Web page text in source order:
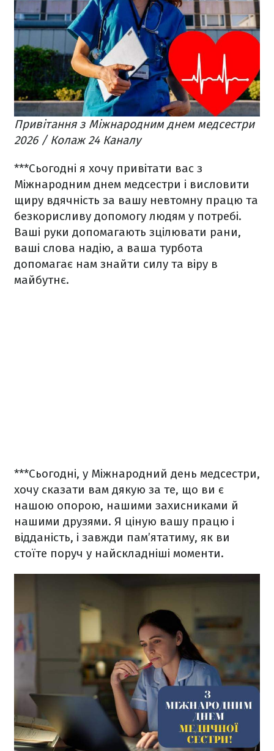
Привітання з Міжнародним днем медсестри
2026 / Колаж 24 Каналу
***Сьогодні я хочу привітати вас з
Міжнародним днем медсестри і висловити
щиру вдячність за вашу невтомну працю та
безкорисливу допомогу людям у потребі.
Ваші руки допомагають зцілювати рани,
ваші слова надію, а ваша турбота
допомагає нам знайти силу та віру в
майбутнє.
***Сьогодні, у Міжнародний день медсестри,
хочу сказати вам дякую за те, що ви є
нашою опорою, нашими захисниками й
нашими друзями. Я ціную вашу працю і
відданість, і завжди пам’ятатиму, як ви
стоїте поруч у найскладніші моменти.